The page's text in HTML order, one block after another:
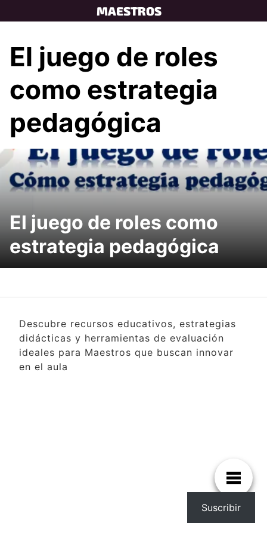
to
MAESTROS
El juego de roles
como estrategia
pedagógica
El juego de roles como
estrategia pedagógica
Descubre recursos educativos, estrategias
didácticas y herramientas de evaluación
ideales para Maestros que buscan innovar
en el aula
Suscribir